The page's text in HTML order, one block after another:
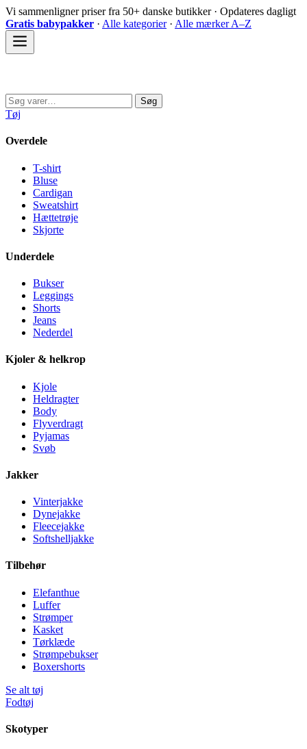
Spring
til
indhold
Vi sammenligner priser fra 50+ danske butikker · Opdateres dagligt
Gratis babypakker · Alle kategorier· Alle mærker A–Z
Søg
efter:
Søg
Tøj
Overdele
T-shirt
Bluse
Cardigan
Sweatshirt
Hættetrøje
Skjorte
Underdele
Bukser
Leggings
Shorts
Jeans
Nederdel
Kjoler & helkrop
Kjole
Heldragter
Body
Flyverdragt
Pyjamas
Svøb
Jakker
Vinterjakke
Dynejakke
Fleecejakke
Softshelljakke
Tilbehør
Elefanthue
Luffer
Strømper
Kasket
Tørklæde
Strømpebukser
Boxershorts
Se alt tøj
Fodtøj
Skotyper